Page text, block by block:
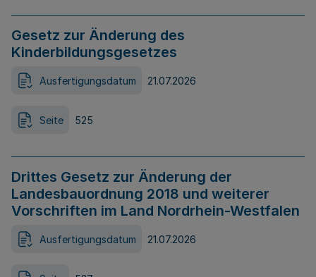
Gesetz zur Änderung des
Kinderbildungsgesetzes
Ausfertigungsdatum 21.07.2026
Seite 525
Drittes Gesetz zur Änderung der
Landesbauordnung 2018 und weiterer
Vorschriften im Land Nordrhein-Westfalen
Ausfertigungsdatum 21.07.2026